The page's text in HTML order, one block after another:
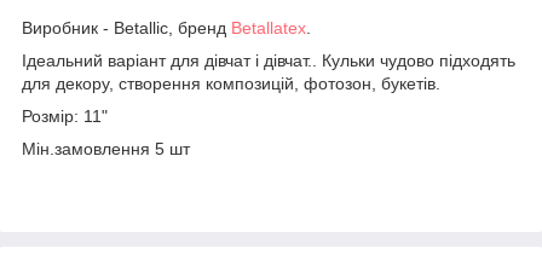
Виробник - Betallic, бренд Betallatex
Ідеальний варіант для дівчат і дівчат.. Кульки чудово підходять
для декору, створення композицій, фотозон, букетів.
Розмір: 11"
Мін.замовлення 5 шт